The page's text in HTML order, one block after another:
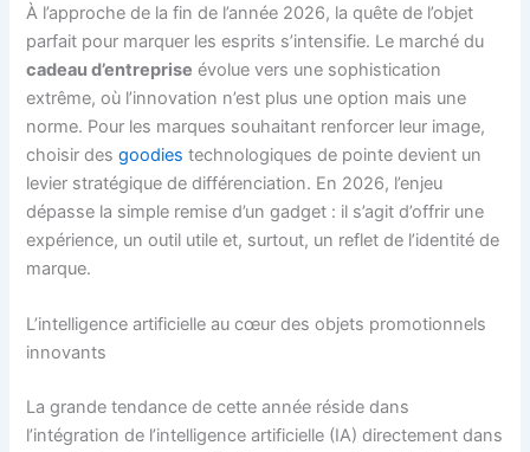
À l’approche de la fin de l’année 2026, la quête de l’objet
parfait pour marquer les esprits s’intensifie. Le marché du
cadeau d’entreprise évolue vers une sophistication
extrême, où l’innovation n’est plus une option mais une
norme. Pour les marques souhaitant renforcer leur image,
choisir desgoodies technologiques de pointe devient un
levier stratégique de différenciation. En 2026, l’enjeu
dépasse la simple remise d’un gadget : il s’agit d’offrir une
expérience, un outil utile et, surtout, un reflet de l’identité de
marque.
L’intelligence artificielle au cœur des objets promotionnels
innovants
La grande tendance de cette année réside dans
l’intégration de l’intelligence artificielle (IA) directement dans